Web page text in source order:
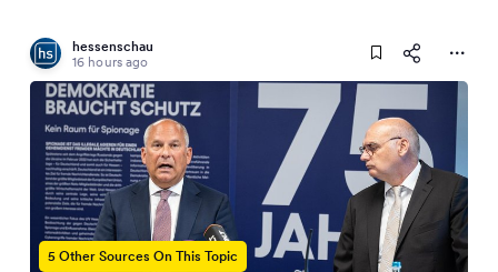
hessenschau
16 hours ago
5 Other Sources On This Topic